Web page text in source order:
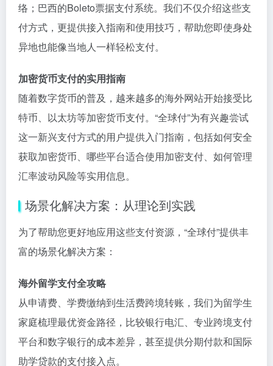
络；巴西的Boleto票据支付系统。我们不仅介绍这些支
付方式，更提供接入指南和使用技巧，帮助您即使身处
异地也能像当地人一样轻松支付。
加密货币支付的实用指南
随着数字货币的普及，越来越多的海外网站开始接受比
特币、以太坊等加密货币支付。“全球付”为有兴趣尝试
这一新兴支付方式的用户提供入门指南，包括如何安全
获取加密货币、哪些平台适合使用加密支付、如何管理
汇率波动风险等实用信息。
场景化解决方案：从理论到实践
为了帮助您更好地应用这些支付资源，“全球付”提供丰
富的场景化解决方案：
海外留学支付全攻略
从申请费、学费缴纳到生活费跨境转账，我们为留学生
家庭梳理最优资金路径，比较银行电汇、专业跨境支付
平台和数字银行的成本差异，甚至提供分期付款和国际
助学贷款的支付接入点。